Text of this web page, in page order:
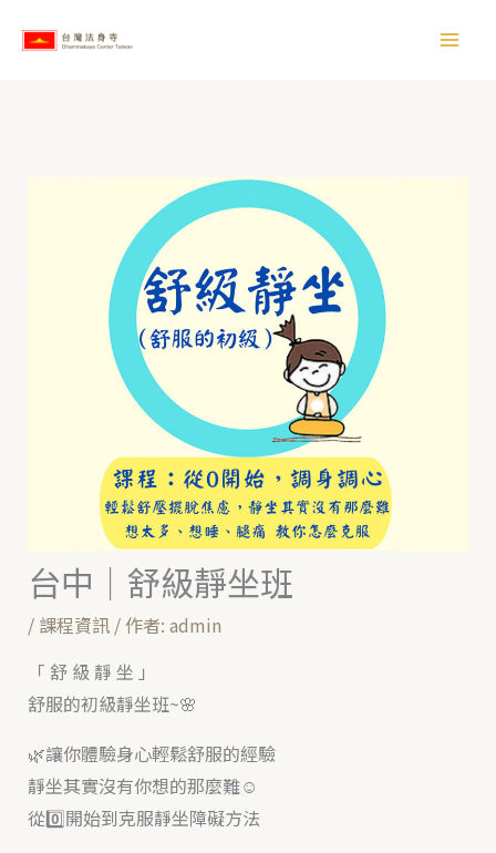
所
台中｜舒級靜坐班
/ 課程資訊/ 作者: admin
「 舒 級 靜 坐 」
舒服的初級靜坐班~🌸
🌿讓你體驗身心輕鬆舒服的經驗
靜坐其實沒有你想的那麼難☺️
從0️⃣開始到克服靜坐障礙方法